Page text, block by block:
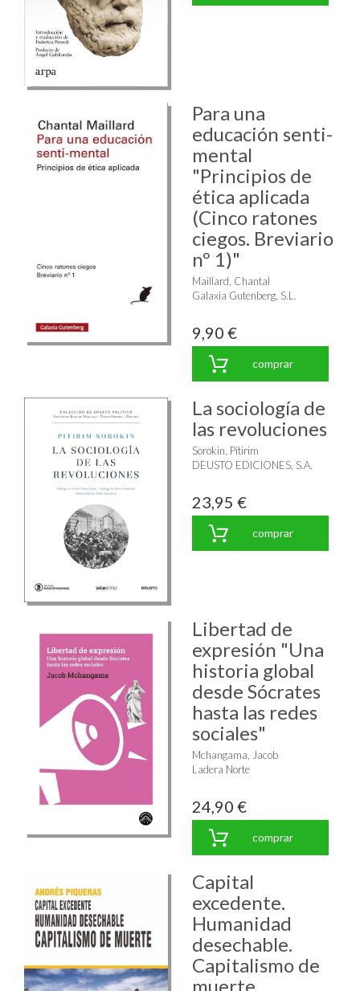
Para una
educación senti-
mental
"Principios de
ética aplicada
(Cinco ratones
ciegos. Breviario
nº 1)"
Maillard, Chantal
Galaxia Gutenberg, S.L.
9,90 €
comprar
La sociología de
las revoluciones
Sorokin, Pitirim
DEUSTO EDICIONES, S.A.
23,95 €
comprar
Libertad de
expresión "Una
historia global
desde Sócrates
hasta las redes
sociales"
Mchangama, Jacob
Ladera Norte
24,90 €
comprar
Capital
excedente.
Humanidad
desechable.
Capitalismo de
muerte